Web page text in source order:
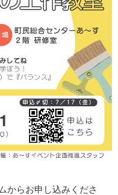
からお申し込みくださ